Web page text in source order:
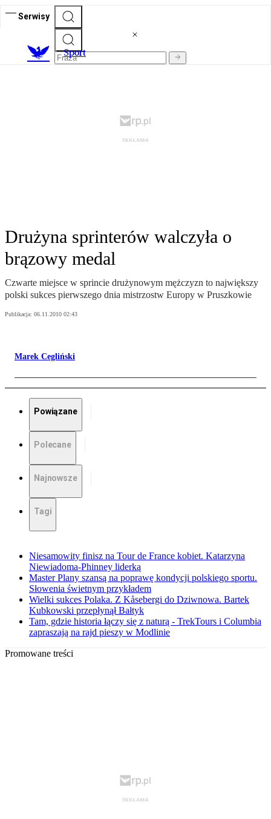
Serwisy
Sport
Drużyna sprinterów walczyła o
brązowy medal
Czwarte miejsce w sprincie drużynowym mężczyzn to największy
polski sukces pierwszego dnia mistrzostw Europy w Pruszkowie
Publikacja: 06.11.2010 02:43
Marek Cegliński
Powiązane
Polecane
Najnowsze
Tagi
Niesamowity finisz na Tour de France kobiet. Katarzyna
Niewiadoma-Phinney liderką
Master Plany szansą na poprawę kondycji polskiego sportu.
Słowenia świetnym przykładem
Wielki sukces Polaka. Z Kåsebergi do Dziwnowa. Bartek
Kubkowski przepłynął Bałtyk
Tam, gdzie historia łączy się z naturą - TrekTours i Columbia
zapraszają na rajd pieszy w Modlinie
Promowane treści